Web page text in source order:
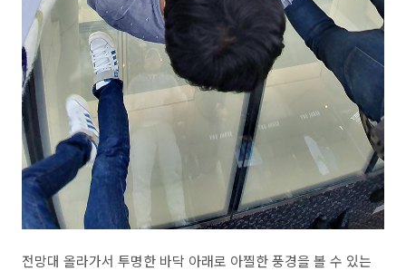
전망대 올라가서 투명한 바닥 아래로 아찔한 풍경을 볼 수 있는